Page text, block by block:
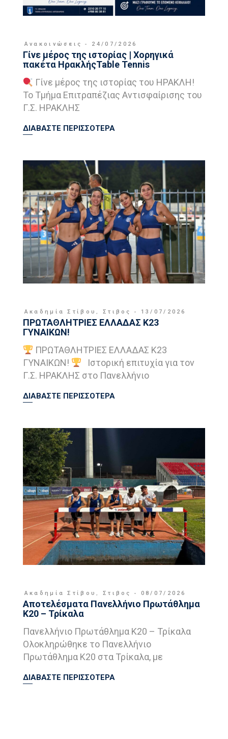
Ανακοινώσεις 24/07/2026
Γίνε μέρος της ιστορίας | Χορηγικά
πακέτα ΗρακλήςTable Tennis
Γίνε μέρος της ιστορίας του ΗΡΑΚΛΗ!
Το Τμήμα Επιτραπέζιας Αντισφαίρισης του
Γ.Σ. ΗΡΑΚΛΗΣ
ΔΙΑΒΑΣΤΕ ΠΕΡΙΣΣΟΤΕΡΑ
Ακαδημία Στίβου , Στιβος 13/07/2026
ΠΡΩΤΑΘΛΗΤΡΙΕΣ ΕΛΛΑΔΑΣ Κ23
ΓΥΝΑΙΚΩΝ!
ΠΡΩΤΑΘΛΗΤΡΙΕΣ ΕΛΛΑΔΑΣ Κ23
ΓΥΝΑΙΚΩΝ!
Ιστορική επιτυχία για τον
Γ.Σ. ΗΡΑΚΛΗΣ στο Πανελλήνιο
ΔΙΑΒΑΣΤΕ ΠΕΡΙΣΣΟΤΕΡΑ
Ακαδημία Στίβου , Στιβος 08/07/2026
Αποτελέσματα Πανελλήνιο Πρωτάθλημα
Κ20 – Τρίκαλα
Πανελλήνιο Πρωτάθλημα Κ20 – Τρίκαλα
Ολοκληρώθηκε το Πανελλήνιο
Πρωτάθλημα Κ20 στα Τρίκαλα, με
ΔΙΑΒΑΣΤΕ ΠΕΡΙΣΣΟΤΕΡΑ